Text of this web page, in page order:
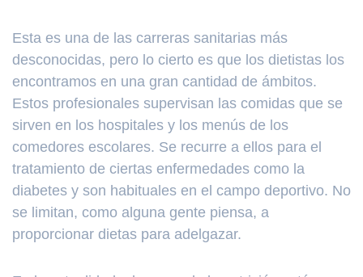
Esta es una de las carreras sanitarias más
desconocidas, pero lo cierto es que los dietistas los
encontramos en una gran cantidad de ámbitos.
Estos profesionales supervisan las comidas que se
sirven en los hospitales y los menús de los
comedores escolares. Se recurre a ellos para el
tratamiento de ciertas enfermedades como la
diabetes y son habituales en el campo deportivo. No
se limitan, como alguna gente piensa, a
proporcionar dietas para adelgazar.